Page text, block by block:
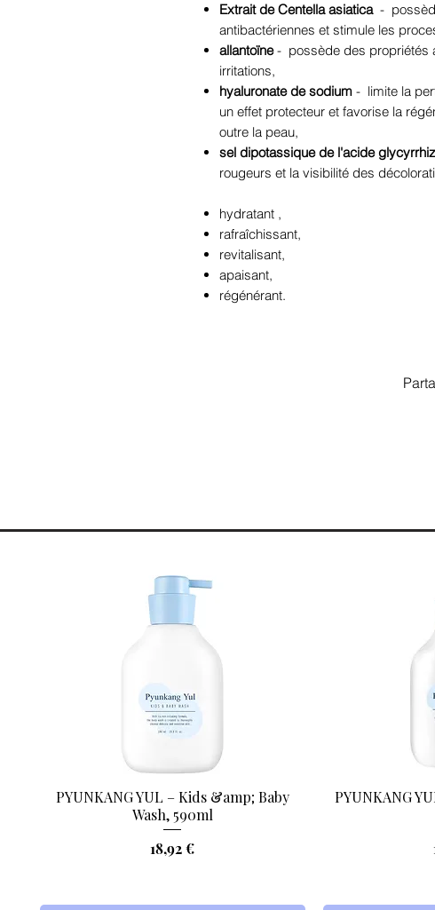
Extrait de Centella asiatica-
antibactériennes et stimule les
allantoïne- possède des propriétés
irritations,
hyaluronate de sodium - limite la
un effet protecteur et favorise la
outre la peau,
sel dipotassique de l'acide
rougeurs et la visibilité des
hydratant ,
rafraîchissant,
revitalisant,
apaisant,
régénérant.
Aperçu rapide
PYUNKANG YUL – Kids &amp; Baby
Wash, 590ml
Prix
18,92 €
PYUNKANG